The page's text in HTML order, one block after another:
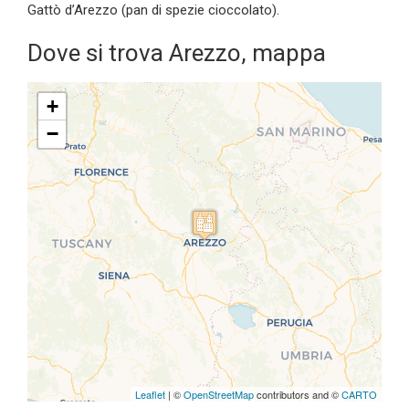
Gattò d’Arezzo (pan di spezie cioccolato).
Dove si trova Arezzo, mappa
Travelers' Map is loading...
If you see this after your page is
loaded completely, leafletJS files
are missing.
+
−
Leaflet | ©OpenStreetMapcontributors and ©CARTO